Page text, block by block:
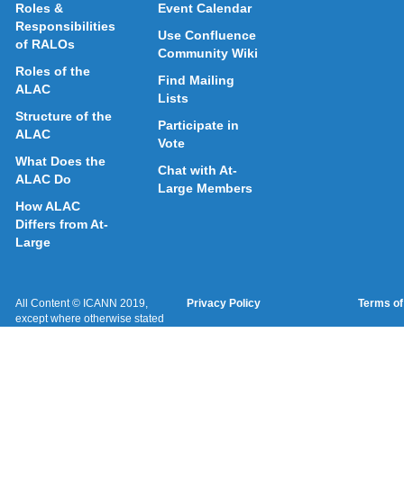
Roles &
Responsibilities
of RALOs
Roles of the
ALAC
Structure of the
ALAC
What Does the
ALAC Do
How ALAC
Differs from At-
Large
Event Calendar
Use Confluence
Community Wiki
Find Mailing
Lists
Participate in
Vote
Chat with At-
Large Members
All Content © ICANN 2019,
except where otherwise stated
Privacy Policy Terms